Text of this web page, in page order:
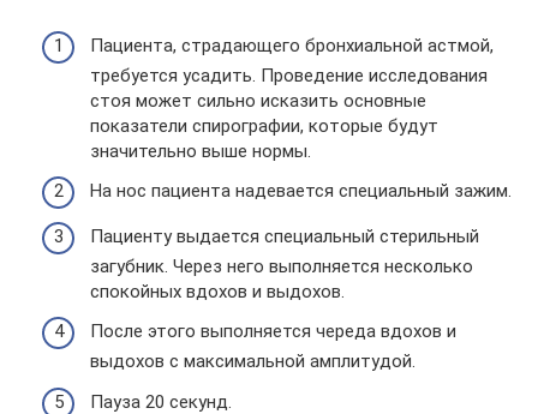
Пациента, страдающего бронхиальной астмой,
требуется усадить. Проведение исследования
стоя может сильно исказить основные
показатели спирографии, которые будут
значительно выше нормы.
На нос пациента надевается специальный зажим.
Пациенту выдается специальный стерильный
загубник. Через него выполняется несколько
спокойных вдохов и выдохов.
После этого выполняется череда вдохов и
выдохов с максимальной амплитудой.
Пауза 20 секунд.